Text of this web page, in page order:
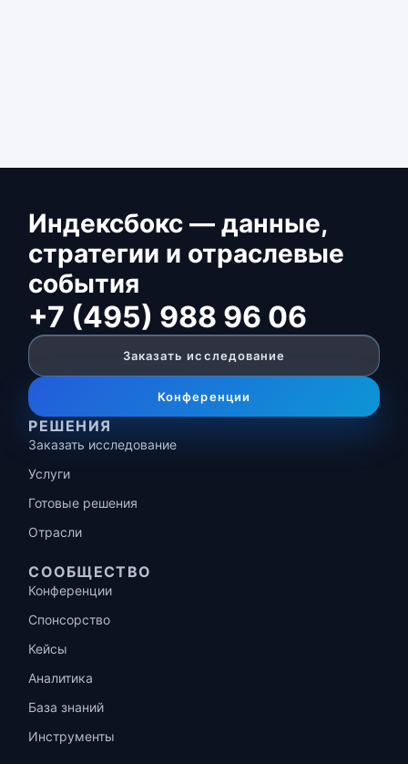
Индексбокс — данные,
стратегии и отраслевые
события
+7 (495) 988 96 06
Заказать исследование
Конференции
РЕШЕНИЯ
Заказать исследование
Услуги
Готовые решения
Отрасли
СООБЩЕСТВО
Конференции
Спонсорство
Кейсы
Аналитика
База знаний
Инструменты